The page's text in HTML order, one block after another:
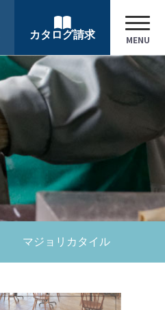
カタログ請求 MENU
マジョリカタイル